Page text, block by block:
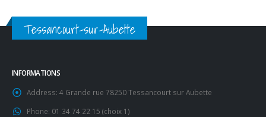
Tessancourt-sur-Aubette
INFORMATIONS
Address: 4 Grande rue 78250 Tessancourt sur Aubette
Phone: 01 34 74 22 15 (choix 1)